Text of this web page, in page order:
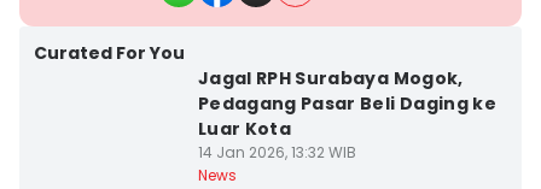
Curated For You
Jagal RPH Surabaya Mogok,
Pedagang Pasar Beli Daging ke
Luar Kota
14 Jan 2026, 13:32 WIB
News